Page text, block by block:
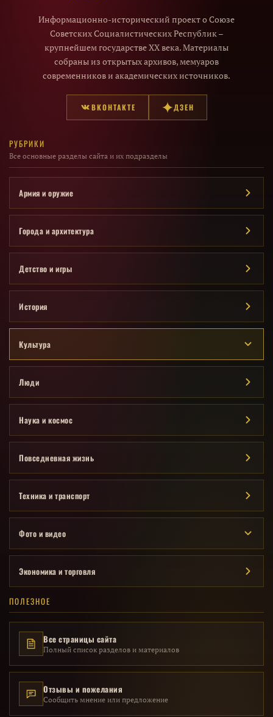
Информационно-исторический проект о Союзе
Советских Социалистических Республик –
крупнейшем государстве XX века. Материалы
собраны из открытых архивов, мемуаров
современников и академических источников.
ВКОНТАКТЕ ДЗЕН
РУБРИКИ
Все основные разделы сайта и их подразделы
Армия и оружие
Города и архитектура
Детство и игры
История
Культура
Люди
Наука и космос
Повседневная жизнь
Техника и транспорт
Фото и видео
Экономика и торговля
ПОЛЕЗНОЕ
Все страницы сайта
Полный список разделов и материалов
Отзывы и пожелания
Сообщить мнение или предложение